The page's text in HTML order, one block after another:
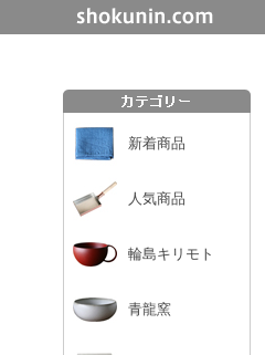
新着商品
人気商品
輪島キリモト
青龍窯